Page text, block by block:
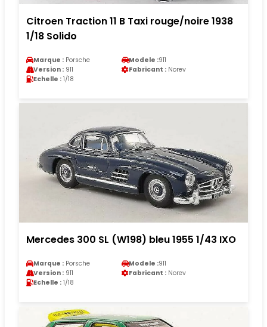
Citroen Traction 11 B Taxi rouge/noire 1938
1/18 Solido
Marque : Porsche Modele :911
Version : 911 Fabricant : Norev
Echelle : 1/18
Mercedes 300 SL (W198) bleu 1955 1/43 IXO
Marque : Porsche Modele :911
Version : 911 Fabricant : Norev
Echelle : 1/18